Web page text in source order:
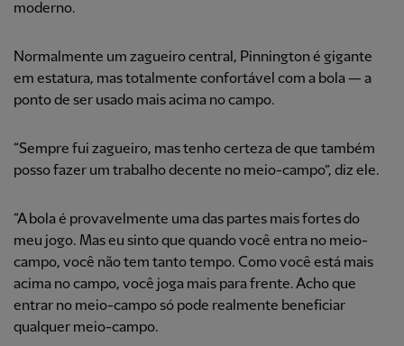
moderno.
Normalmente um zagueiro central, Pinnington é gigante
em estatura, mas totalmente confortável com a bola — a
ponto de ser usado mais acima no campo.
“Sempre fui zagueiro, mas tenho certeza de que também
posso fazer um trabalho decente no meio-campo”, diz ele.
“A bola é provavelmente uma das partes mais fortes do
meu jogo. Mas eu sinto que quando você entra no meio-
campo, você não tem tanto tempo. Como você está mais
acima no campo, você joga mais para frente. Acho que
entrar no meio-campo só pode realmente beneficiar
qualquer meio-campo.